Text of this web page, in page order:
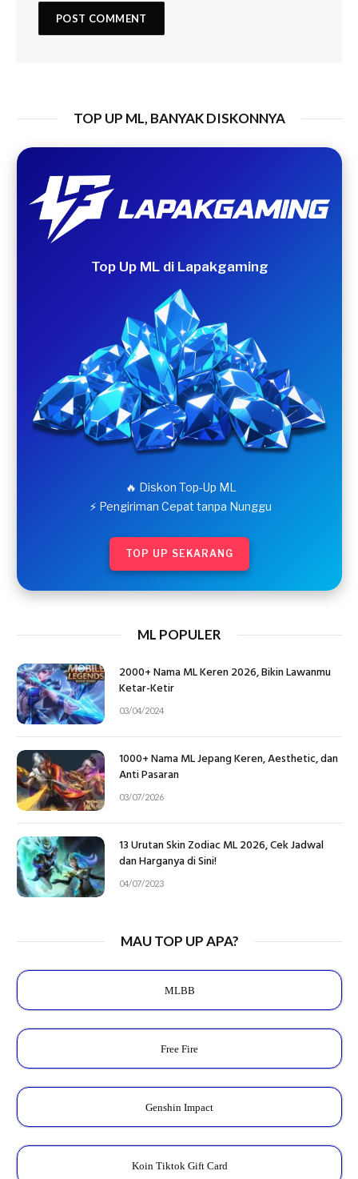
TOP UP ML, BANYAK DISKONNYA
Top Up ML di Lapakgaming
🔥 Diskon Top-Up ML
⚡ Pengiriman Cepat tanpa Nunggu
TOP UP SEKARANG
ML POPULER
2000+ Nama ML Keren 2026, Bikin Lawanmu
Ketar-Ketir
03/04/2024
1000+ Nama ML Jepang Keren, Aesthetic, dan
Anti Pasaran
03/07/2026
13 Urutan Skin Zodiac ML 2026, Cek Jadwal
dan Harganya di Sini!
04/07/2023
MAU TOP UP APA?
MLBB
Free Fire
Genshin Impact
Koin Tiktok Gift Card